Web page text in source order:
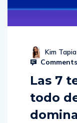
Kim Tapia
Las 7
todo